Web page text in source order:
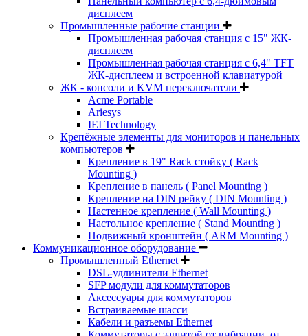
дисплеем
Промышленные рабочие станции
Промышленная рабочая станция с 15" ЖК-
дисплеем
Промышленная рабочая станция с 6,4" TFT
ЖК-дисплеем и встроенной клавиатурой
ЖК - консоли и KVM переключатели
Acme Portable
Ariesys
IEI Technology
Крепёжные элементы для мониторов и панельных
компьютеров
Крепление в 19" Rack стойку ( Rack
Mounting )
Крепление в панель ( Panel Mounting )
Крепление на DIN рейку ( DIN Mounting )
Настенное крепление ( Wall Mounting )
Настольное крепление ( Stand Mounting )
Подвижный кронштейн ( ARM Mounting )
Коммуникационное оборудование
Промышленный Ethernet
DSL-удлинители Ethernet
SFP модули для коммутаторов
Аксессуары для коммутаторов
Встраиваемые шасси
Кабели и разъемы Ethernet